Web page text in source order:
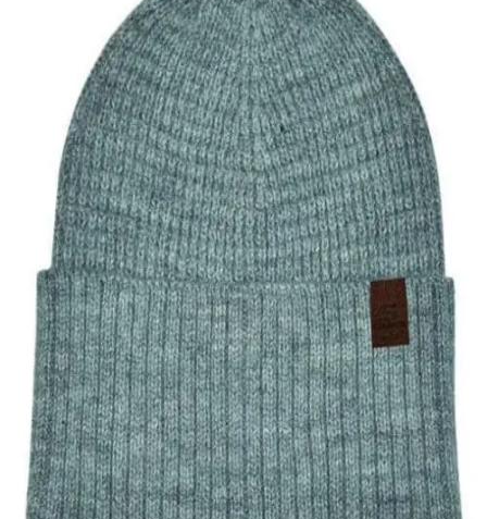
Quick View
Εξαντλημένο
ΑΝΔΡΙΚΑ ΣΚΟΥΦΙΑ
Ανδρικό σκουφί S exclusives